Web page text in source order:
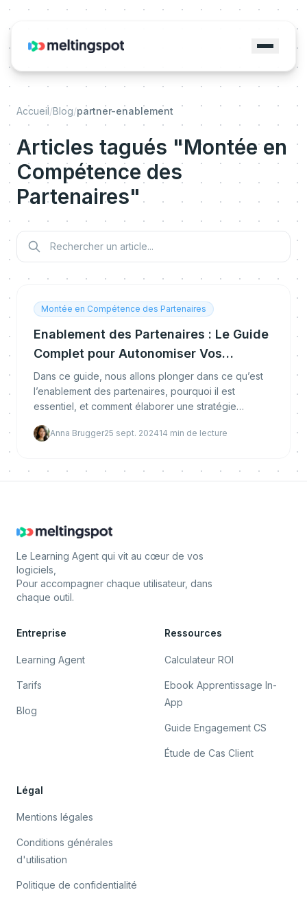
Accueil/Blog/partner-enablement
Articles tagués "Montée en
Compétence des
Partenaires"
Montée en Compétence des Partenaires
Enablement des Partenaires : Le Guide
Complet pour Autonomiser Vos
Partenaires
Dans ce guide, nous allons plonger dans ce qu’est
l’enablement des partenaires, pourquoi il est
essentiel, et comment élaborer une stratégie
Anna Brugger25 sept. 202414 min de lecture
Le Learning Agent qui vit au cœur de vos
logiciels,
Pour accompagner chaque utilisateur, dans
chaque outil.
Entreprise
Learning Agent
Tarifs
Blog
Ressources
Calculateur ROI
Ebook Apprentissage In-
App
Guide Engagement CS
Étude de Cas Client
Légal
Mentions légales
Conditions générales
d'utilisation
Politique de confidentialité